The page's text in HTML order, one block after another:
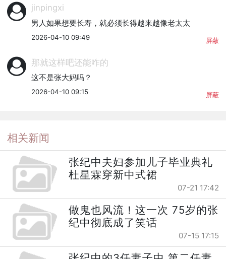
jinpingxi
男人如果想要长寿，就必须长得越来越像老太太
2026-04-10 09:49 屏蔽
那就这样吧还能咋的
这不是张大妈吗？
2026-04-10 09:15 屏蔽
相关新闻
张纪中夫妇参加儿子毕业典礼
杜星霖穿新中式裙
07-21 17:42
做鬼也风流！这一次 75岁的张
纪中彻底成了笑话
07-15 17:15